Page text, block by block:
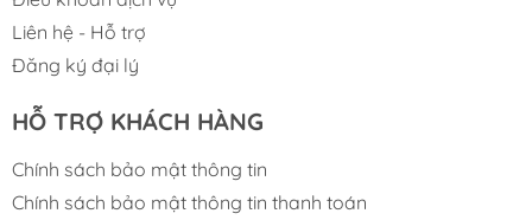
Liên hệ - Hỗ trợ
Đăng ký đại lý
HỖ TRỢ KHÁCH HÀNG
Chính sách bảo mật thông tin
Chính sách bảo mật thông tin thanh toán